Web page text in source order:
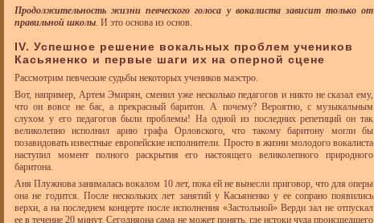
Продолжительность жизни певческого голоса у вокалиста зависит только от
правильной школы. И это основа из основ.
IV. Успешное решение вокальных проблем учеников
Касьяненко и первые шаги их на оперной сцене
Рассмотрим певческие судьбы некоторых учеников маэстро.
Вот, например, Артем Эмирян, сменил уже несколько педагогов и никто не сказал ему,
что он вовсе не бас, а прекрасный баритон. А почему? Вероятно, с музыкальным
слухом у его педагогов были проблемы! На одной из последних репетиций он так
великолепно исполнил арию графа Орловского, что такому баритону могли бы
позавидовать известные европейские исполнители. Просто в жизни молодого вокалиста
наступил момент полного раскрытия его настоящего великолепного природного
баритона.
Аня Плужнова занималась вокалом 10 лет, пока ей не вынесли приговор, что для оперы
она не годится. После нескольких лет занятий у Касьяненко у ее сопрано появились
верхи, а на последнем концерте после исполнения «Застольной» Верди зал не отпускал
ее в течение 20 минут. Сегодняона сама не может понять, где истоки чуда происшедшего